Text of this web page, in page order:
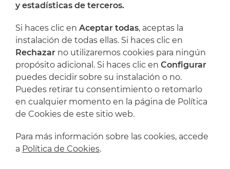
Dónde encontrarnos
Artijoc
Soporte
y estadísticas de terceros.
Si haces clic en Aceptar todas, aceptas la
instalación de todas ellas. Si haces clic en
Rechazar no utilizaremos cookies para ningún
propósito adicional. Si haces clic en Configurar
puedes decidir sobre su instalación o no.
Puedes retirar tu consentimiento o retomarlo
en cualquier momento en la página de Política
de Cookies de este sitio web.
Para más información sobre las cookies, accede
a Política de Cookies.